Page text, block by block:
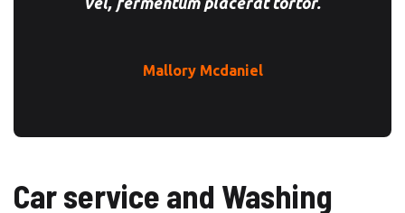
Mallory Mcdaniel
Car service and Washing